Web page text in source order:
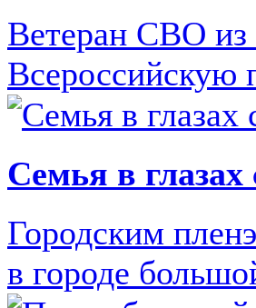
Ветеран СВО из
Всероссийскую
Семья в
Городским
в городе